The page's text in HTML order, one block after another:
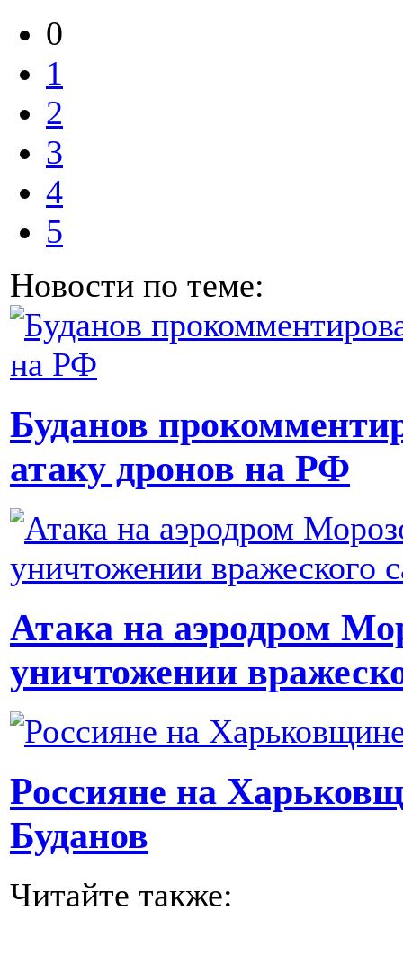
0
1
2
3
4
5
Новости по теме:
Буданов
атаку дронов на РФ
Атака на аэродром
уничтожении
Россияне на
Буданов
Читайте также: